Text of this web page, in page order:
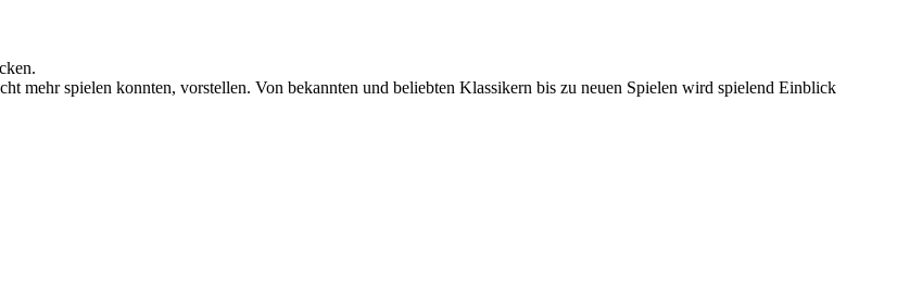
mehr spielen konnten, vorstellen. Von bekannten und beliebten Klassikern bis zu neuen Spielen wird spielend Einblick